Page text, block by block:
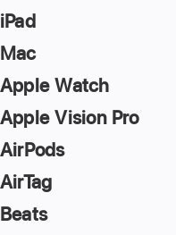
iPad
Mac
Apple Watch
Apple Vision Pro
AirPods
AirTag
Beats